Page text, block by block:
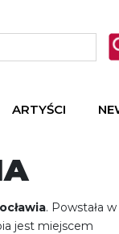
ARTYŚCI
. Powstała w
jest miejscem